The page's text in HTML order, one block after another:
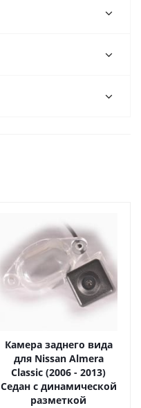
Камера заднего вида
для Nissan Almera
Classic (2006 - 2013)
Седан с динамической
разметкой